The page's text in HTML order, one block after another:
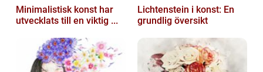
Minimalistisk konst har
utvecklats till en viktig ...
Lichtenstein i konst: En
grundlig översikt